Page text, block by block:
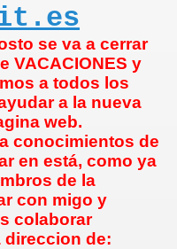
se va a cerrar
VACACIONES y
a todos los
a la nueva
web.
conocimientos de
en está, como ya
de la
con migo y
colaborar
direccion de: